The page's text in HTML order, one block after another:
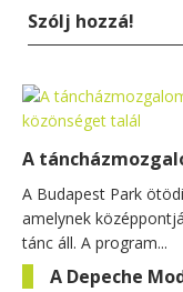
Szólj hozzá!
A
A Budapest Park
amelynek
tánc áll. A program...
A Depeche